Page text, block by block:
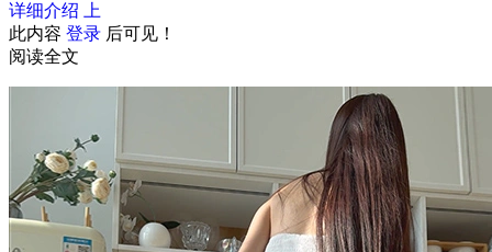
详细介绍
上
此内容 登录 后可见！
阅读全文